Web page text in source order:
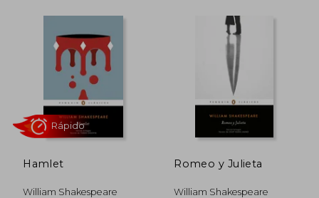
dcto. $ 46.060
45%
Hamlet
William Shakespeare
Romeo y Julieta
William Shakespeare